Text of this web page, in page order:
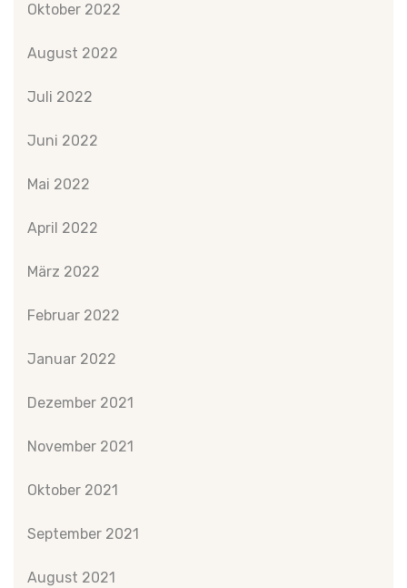
Oktober 2022
August 2022
Juli 2022
Juni 2022
Mai 2022
April 2022
März 2022
Februar 2022
Januar 2022
Dezember 2021
November 2021
Oktober 2021
September 2021
August 2021